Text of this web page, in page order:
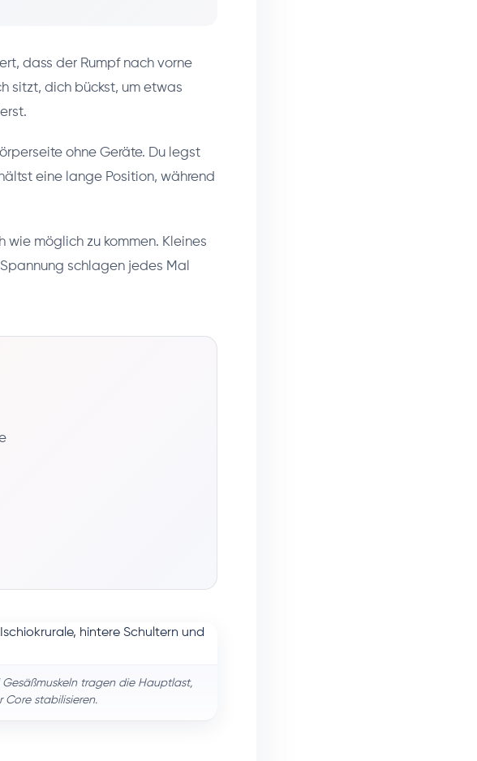
dass der Rumpf nach vorne
sitzt, dich bückst, um etwas
ohne Geräte. Du legst
eine lange Position, während
wie möglich zu kommen. Kleines
schlagen jedes Mal
tragen die Hauptlast,
Core stabilisieren.